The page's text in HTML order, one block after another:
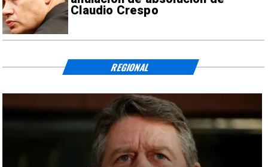
Claudio Crespo
REGIONAL